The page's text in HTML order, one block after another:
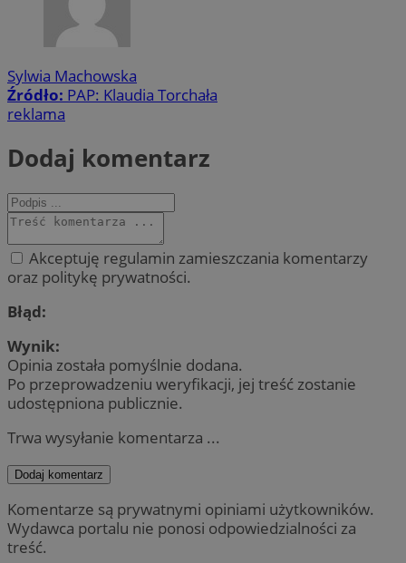
Sylwia Machowska
Źródło: PAP: Klaudia Torchała
reklama
Dodaj komentarz
Akceptuję regulamin zamieszczania komentarzy
oraz politykę prywatności.
Błąd:
Wynik:
Opinia została pomyślnie dodana.
Po przeprowadzeniu weryfikacji, jej treść zostanie
udostępniona publicznie.
Trwa wysyłanie komentarza ...
Dodaj komentarz
Komentarze są prywatnymi opiniami użytkowników.
Wydawca portalu nie ponosi odpowiedzialności za
treść.